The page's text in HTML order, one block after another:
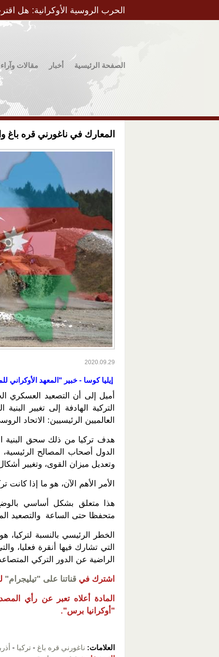
الحرب الروسية الأوكرانية: هل
الصفحة الرئيسية أخبار مقالات وآراء
المعارك في ناغورني قره باغ
2020.09.29
إيليا كوسا - خبير "المعهد الأوكراني
أميل إلى أن التصعيد العسكري
التركية الهادفة إلى تغيير
العالميين الرئيسيين: الاتحاد
هدف تركيا من ذلك سحق البنية
الدول أصحاب المصالح
وتعديل ميزان القوى، وتغيير
الأمر الأهم الآن، هو ما إذا
هذا متعلق بشكل أساسي
متحفظا حتى الساعة والتصعيد
الخطر الرئيسي بالنسبة لتركيا،
التي تشارك فيها أنقرة فعليا،
الراضية عن الدور التركي
اشترك في قناتنا على "تيليجرام"
المادة أعلاه تعبر عن رأي
"أوكرانيا برس".
العلامات: ناغورني قره باغ - تركيا -